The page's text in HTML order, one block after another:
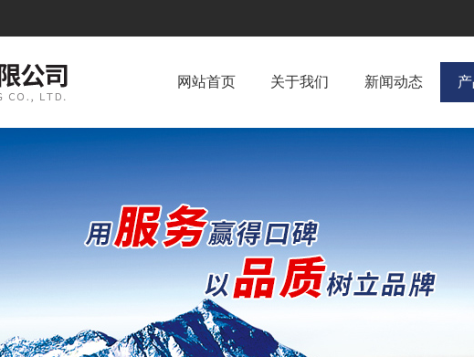
网站首页 关于我们 新闻动态